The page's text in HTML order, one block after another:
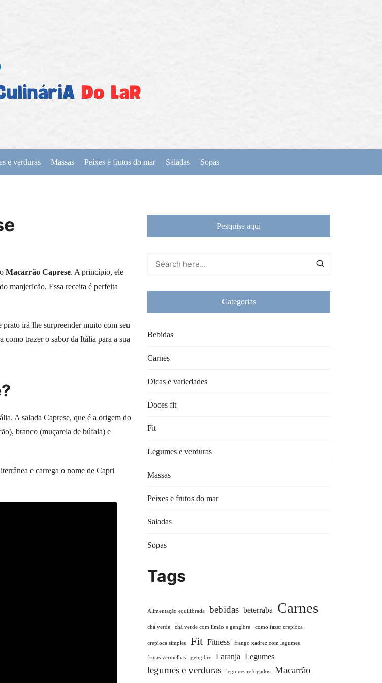
e verduras Massas Peixes e frutos do mar Saladas Sopas
Macarrão Caprese. A princípio, ele
manjericão. Essa receita é perfeita
irá lhe surpreender muito com seu
como trazer o sabor da Itália para a sua
A salada Caprese, que é a origem do
branco (muçarela de búfala) e
e carrega o nome de Capri
Pesquise aqui
Categorias
Bebidas
Carnes
Dicas e variedades
Doces fit
Fit
Legumes e verduras
Massas
Peixes e frutos do mar
Saladas
Sopas
Tags
Alimentação equilibrada bebidas beterraba Carnes
chá verde chá verde com limão e gengibre como fazer crepioca
crepioca simples Fit Fitness frango xadrez com legumes
frutas vermelhas gengibre Laranja Legumes
legumes e verduras legumes refogados Macarrão